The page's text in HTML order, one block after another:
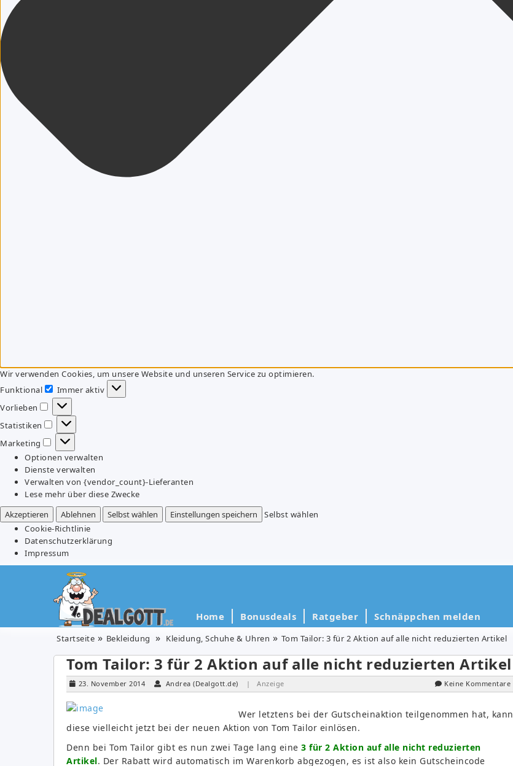
Wir verwenden Cookies, um unsere Website und unseren Service zu optimieren.
Funktional
Funktional
Immer aktiv
Vorlieben
Vorlieben
Statistiken
Statistiken
Marketing
Marketing
Optionen verwalten
Dienste verwalten
Verwalten von {vendor_count}-Lieferanten
Lese mehr über diese Zwecke
Akzeptieren
Ablehnen Selbst wählen Einstellungen speichern
Selbst wählen
Cookie-Richtlinie
Datenschutzerklärung
Impressum
Home Bonusdeals Ratgeber Schnäppchen melden
Startseite Bekleidung Kleidung, Schuhe & Uhren Tom Tailor: 3 für 2 Aktion auf alle nicht reduzierten Artikel
Tom Tailor: 3 für 2 Aktion auf alle nicht reduzierten Artikel
23. November 2014 Andrea (Dealgott.de) | Anzeige Keine Kommentare
Wer letztens bei der Gutscheinaktion teilgenommen hat, kann
diese vielleicht jetzt bei der neuen Aktion von Tom Tailor einlösen.
Denn bei Tom Tailor gibt es nun zwei Tage lang eine 3 für 2 Aktion auf alle nicht reduzierten
Artikel. Der Rabatt wird automatisch im Warenkorb abgezogen, es ist also kein Gutscheincode